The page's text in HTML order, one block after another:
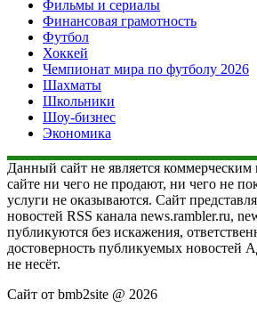
Фильмы и сериалы
Финансовая грамотность
Футбол
Хоккей
Чемпионат мира по футболу 2026
Шахматы
Школьники
Шоу-бизнес
Экономика
Данный сайт не является
сайте ни чего не продают, ни чего не
услуги не оказываются. Сайт
новостей RSS канала news.rambler.ru,
публикуются без искажения,
достоверность публикуемых новостей
не несёт.
Сайт от bmb2site @ 2026